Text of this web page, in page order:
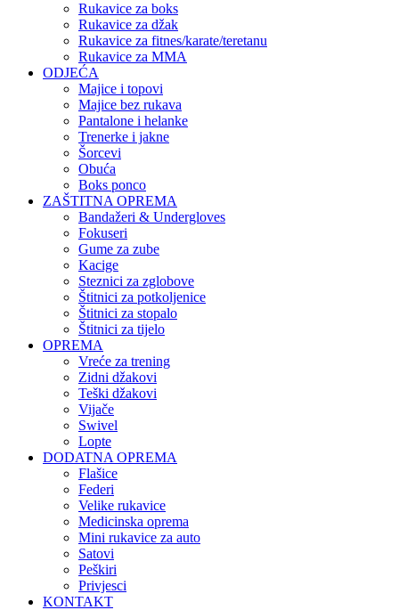
Rukavice za boks
Rukavice za džak
Rukavice za fitnes/karate/teretanu
Rukavice za MMA
ODJEĆA
Majice i topovi
Majice bez rukava
Pantalone i helanke
Trenerke i jakne
Šorcevi
Obuća
Boks ponco
ZAŠTITNA OPREMA
Bandažeri & Undergloves
Fokuseri
Gume za zube
Kacige
Steznici za zglobove
Štitnici za potkoljenice
Štitnici za stopalo
Štitnici za tijelo
OPREMA
Vreće za trening
Zidni džakovi
Teški džakovi
Vijače
Swivel
Lopte
DODATNA OPREMA
Flašice
Federi
Velike rukavice
Medicinska oprema
Mini rukavice za auto
Satovi
Peškiri
Privjesci
KONTAKT